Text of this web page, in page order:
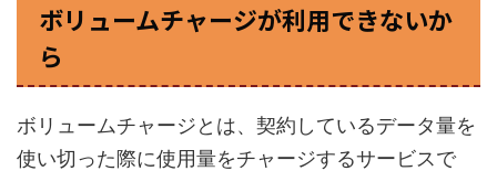
ボリュームチャージが利用できないか
ら
ボリュームチャージとは、契約しているデータ量を
使い切った際に使用量をチャージするサービスで